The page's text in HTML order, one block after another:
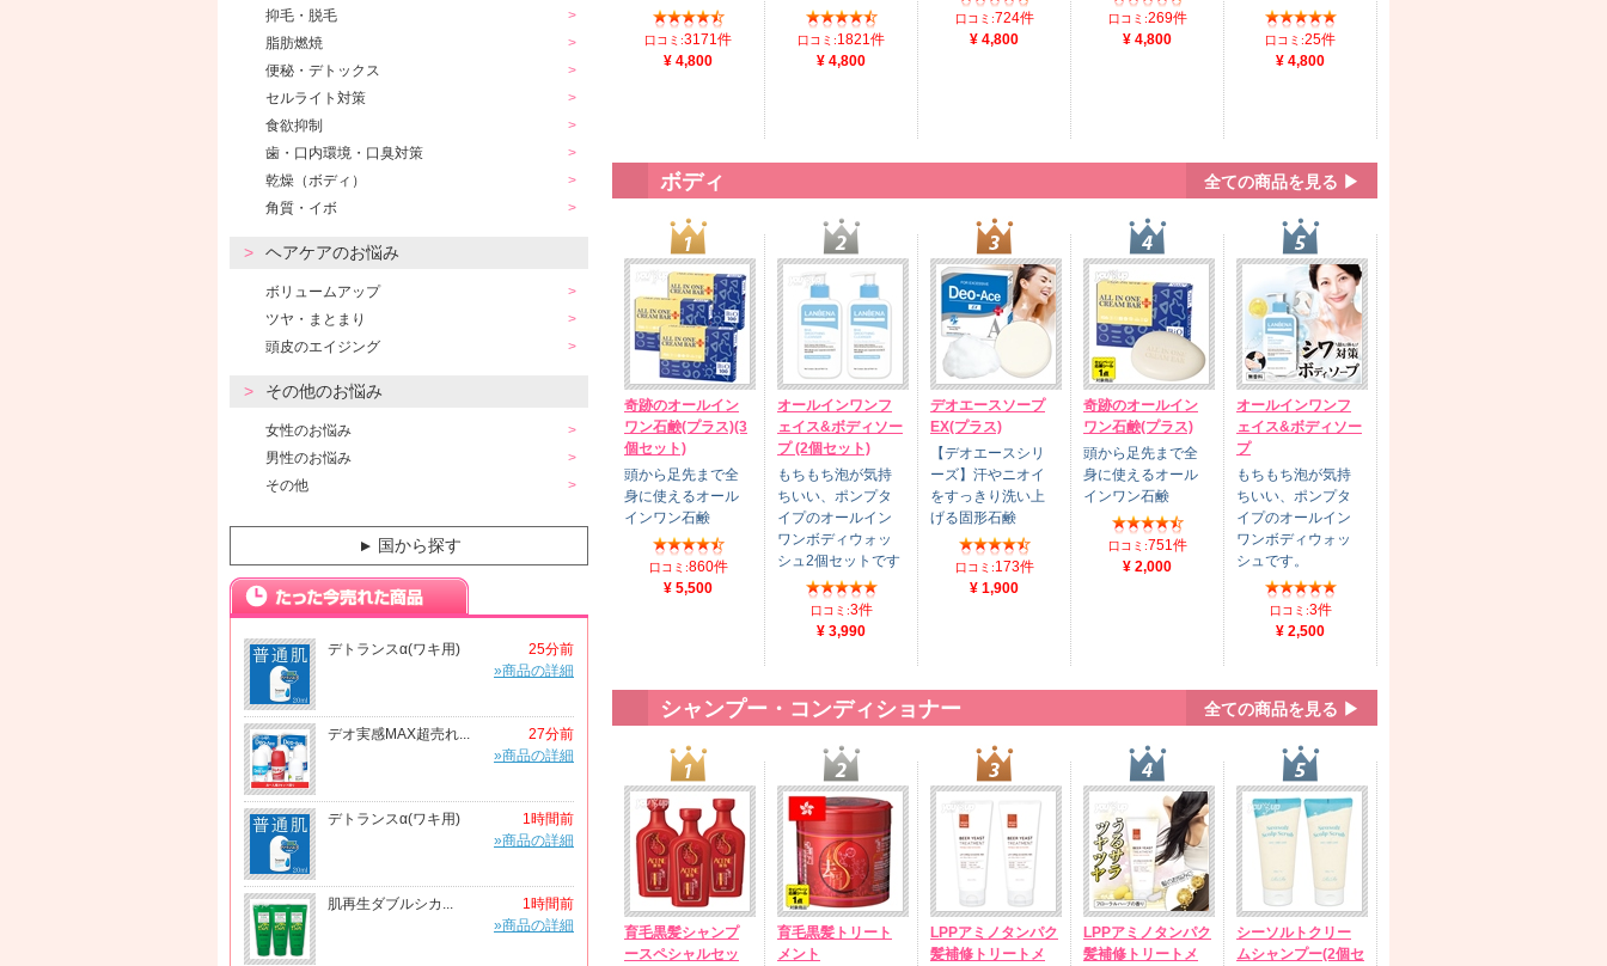
抑毛・脱毛
脂肪燃焼
便秘・デトックス
セルライト対策
食欲抑制
歯・口内環境・口臭対策
乾燥（ボディ）
角質・イボ
ヘアケアのお悩み
ボリュームアップ
ツヤ・まとまり
頭皮のエイジング
その他のお悩み
女性のお悩み
男性のお悩み
その他
▼ 国から探す
デトランスα(ワキ用)
25分前
»商品の詳細
デオ実感MAX超売れ...
27分前
»商品の詳細
デトランスα(ワキ用)
1時間前
»商品の詳細
肌再生ダブルシカ...
1時間前
»商品の詳細
口コミ:3171件
¥ 4,800
口コミ:1821件
¥ 4,800
口コミ:724件
¥ 4,800
口コミ:269件
¥ 4,800
口コミ:25件
¥ 4,800
ボディ 全ての商品を見る ▶
奇跡のオールイン
ワン石鹸(プラス)(3
個セット)
頭から足先まで全
身に使えるオール
インワン石鹸
口コミ:860件
¥ 5,500
オールインワンフ
ェイス&ボディソー
プ (2個セット)
もちもち泡が気持
ちいい、ポンプタ
イプのオールイン
ワンボディウォッ
シュ2個セットです
口コミ:3件
¥ 3,990
デオエースソープ
EX(プラス)
【デオエースシリ
ーズ】汗やニオイ
をすっきり洗い上
げる固形石鹸
口コミ:173件
¥ 1,900
奇跡のオールイン
ワン石鹸(プラス)
頭から足先まで全
身に使えるオール
インワン石鹸
口コミ:751件
¥ 2,000
オールインワンフ
ェイス&ボディソー
プ
もちもち泡が気持
ちいい、ポンプタ
イプのオールイン
ワンボディウォッ
シュです。
口コミ:3件
¥ 2,500
シャンプー・コンディショナー 全ての商品を見る ▶
育毛黒髪シャンプ
ースペシャルセッ
育毛黒髪トリート
メント
LPPアミノタンパク
髪補修トリートメ
LPPアミノタンパク
髪補修トリートメ
シーソルトクリー
ムシャンプー(2個セ